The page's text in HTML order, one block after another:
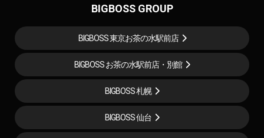
BIGBOSS GROUP
BIGBOSS 東京お茶の水駅前店
BIGBOSS お茶の水駅前店・別館
BIGBOSS 札幌
BIGBOSS 仙台